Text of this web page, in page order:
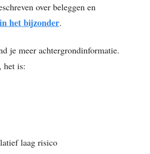
over beleggen en
het bijzonder.
je meer achtergrondinformatie.
het is:
laag risico